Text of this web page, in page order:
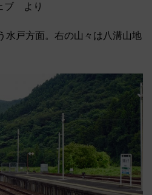
ブ より
水戸方面。右の山々は八溝山地